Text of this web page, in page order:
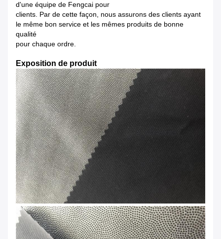
d'une équipe de Fengcai pour
clients. Par de cette façon, nous assurons des clients ayant
le même bon service et les mêmes produits de bonne
qualité
pour chaque ordre.
Exposition de produit